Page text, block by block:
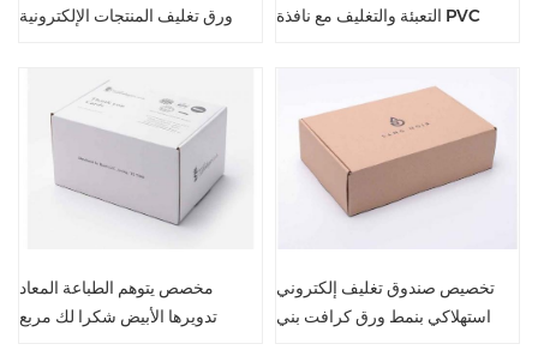
ورق تغليف المنتجات الإلكترونية
التعبئة والتغليف مع نافذة PVC
مخصص يتوهم الطباعة المعاد
تدويرها الأبيض شكرا لك مربع
تخصيص صندوق تغليف إلكتروني
استهلاكي بنمط ورق كرافت بني